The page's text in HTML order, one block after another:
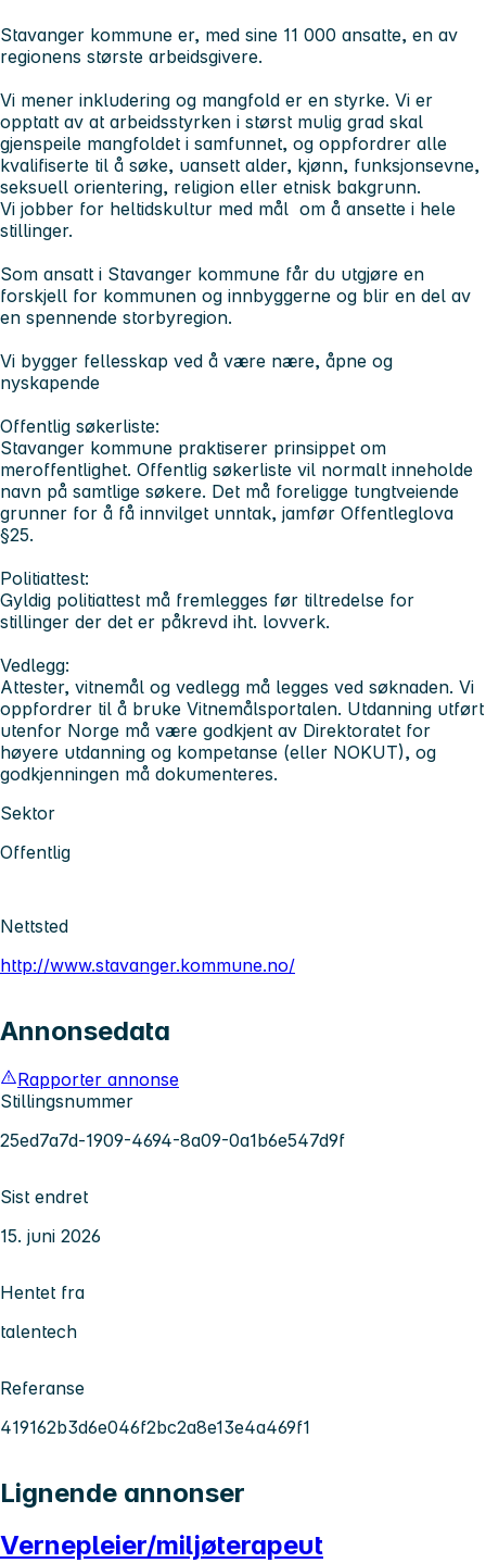
Stavanger kommune er, med sine 11 000 ansatte, en av
regionens største arbeidsgivere.
Vi mener inkludering og mangfold er en styrke. Vi er
opptatt av at arbeidsstyrken i størst mulig grad skal
gjenspeile mangfoldet i samfunnet, og oppfordrer alle
kvalifiserte til å søke, uansett alder, kjønn, funksjonsevne,
seksuell orientering, religion eller etnisk bakgrunn.
Vi jobber for heltidskultur med mål om å ansette i hele
stillinger.
Som ansatt i Stavanger kommune får du utgjøre en
forskjell for kommunen og innbyggerne og blir en del av
en spennende storbyregion.
Vi bygger fellesskap ved å være nære, åpne og
nyskapende
Offentlig søkerliste:
Stavanger kommune praktiserer prinsippet om
meroffentlighet. Offentlig søkerliste vil normalt inneholde
navn på samtlige søkere. Det må foreligge tungtveiende
grunner for å få innvilget unntak, jamfør Offentleglova
§25.
Politiattest:
Gyldig politiattest må fremlegges før tiltredelse for
stillinger der det er påkrevd iht. lovverk.
Vedlegg:
Attester, vitnemål og vedlegg må legges ved søknaden. Vi
oppfordrer til å bruke Vitnemålsportalen. Utdanning utført
utenfor Norge må være godkjent av Direktoratet for
høyere utdanning og kompetanse (eller NOKUT), og
godkjenningen må dokumenteres.
Sektor
Offentlig
Nettsted
http://www.stavanger.kommune.no/
Annonsedata
Rapporter annonse
Stillingsnummer
25ed7a7d-1909-4694-8a09-0a1b6e547d9f
Sist endret
15. juni 2026
Hentet fra
talentech
Referanse
419162b3d6e046f2bc2a8e13e4a469f1
Lignende annonser
Vernepleier/miljøterapeut